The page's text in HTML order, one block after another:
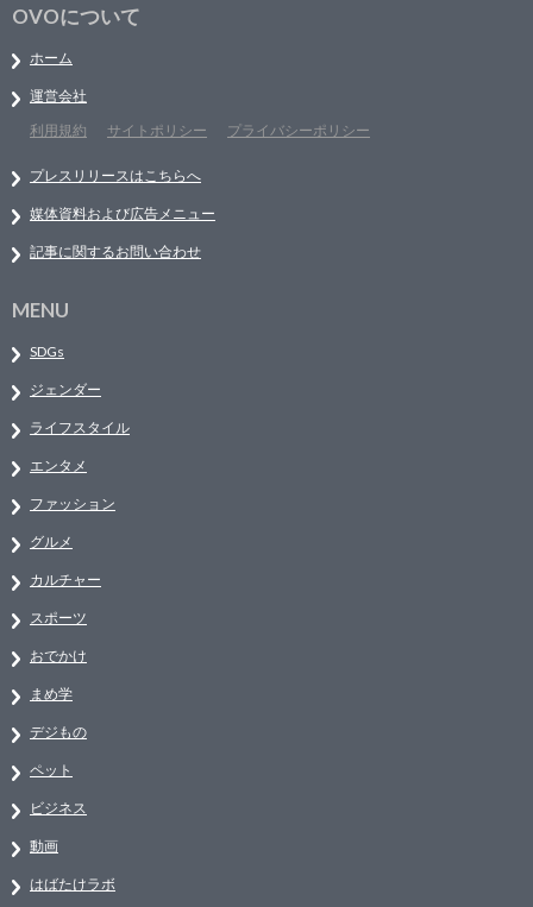
OVOについて
ホーム
運営会社
利用規約
サイトポリシー プライバシーポリシー
プレスリリースはこちらへ
媒体資料および広告メニュー
記事に関するお問い合わせ
MENU
SDGs
ジェンダー
ライフスタイル
エンタメ
ファッション
グルメ
カルチャー
スポーツ
おでかけ
まめ学
デジもの
ペット
ビジネス
動画
はばたけラボ